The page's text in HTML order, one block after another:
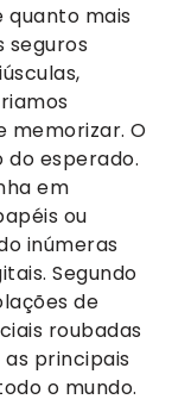
quanto mais
seguros
memorizar. O
esperado.
em
ou
inúmeras
Segundo
de
roubadas
principais
o mundo.